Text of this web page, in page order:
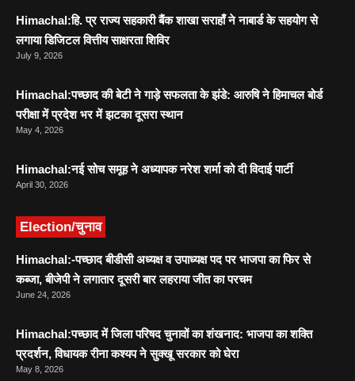
Himachal:हि. प्र राज्य सहकारी बैंक शाखा सराहाँ ने नाबार्ड के सहयोग से
लगाया डिजिटल वित्तीय साक्षरता शिविर
July 9, 2026
Himachal:पच्छाद की बेटी ने गाड़े सफलता के झंडे: आरुषि ने हिमाचल बोर्ड
परीक्षा में प्रदेश भर में झटका दूसरा स्थान
May 4, 2026
Himachal:नई सोच समूह ने अध्यापक नरेश शर्मा को दी विदाई पार्टी
April 30, 2026
Election/चुनाव
Himachal:-पच्छाद बीडीसी अध्यक्ष व उपाध्यक्ष पद पर भाजपा का फिर से
कब्जा, बीजेपी ने लगातार दूसरी बार लहराया जीत का परचम
June 24, 2026
Himachal:पच्छाद में जिला परिषद चुनावों का शंखनाद: भाजपा का शक्ति
प्रदर्शन, विधायक रीना कश्यप ने सुक्खू सरकार को घेरा
May 8, 2026